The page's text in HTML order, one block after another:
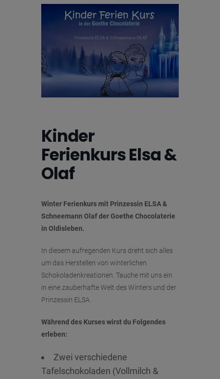
Kinder
Ferienkurs Elsa &
Olaf
Winter Ferienkurs mit Prinzessin ELSA &
Schneemann Olaf der Goethe Chocolaterie
in Oldisleben.
In diesem aufregenden Kurs dreht sich alles
um das Herstellen von winterlichen
Schokoladenkreationen. Tauche mit uns ein
in eine zauberhafte Welt des Winters und der
Prinzessin ELSA.
Während des Kurses wirst du Folgendes
erleben:
Zwei verschiedene
Tafelschokoladen (Vollmilch &